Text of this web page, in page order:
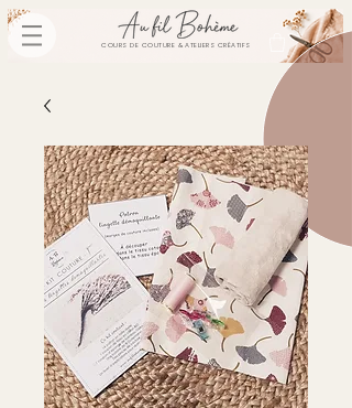
COURS DE COUTURE & ATELIERS CRÉATIFS